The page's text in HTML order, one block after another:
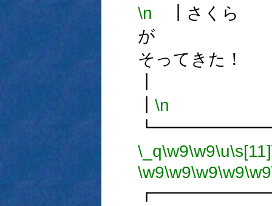
\n ┃さくら
そっ
\n
\_q\w9\w9\u\s[11]
\w9\w9\w9\w9\w9